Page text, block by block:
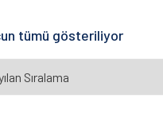
tümü gösteriliyor